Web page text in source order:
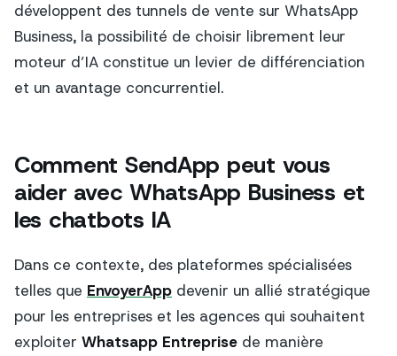
développent des tunnels de vente sur WhatsApp
Business, la possibilité de choisir librement leur
moteur d’IA constitue un levier de différenciation
et un avantage concurrentiel.
Comment SendApp peut vous
aider avec WhatsApp Business et
les chatbots IA
Dans ce contexte, des plateformes spécialisées
telles que EnvoyerApp devenir un allié stratégique
pour les entreprises et les agences qui souhaitent
exploiter Whatsapp Entreprise de manière